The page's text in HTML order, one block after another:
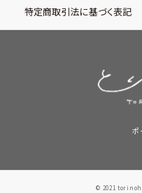
特定商取引法に基づく表記
ポ
© 2021